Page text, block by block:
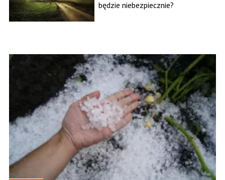
będzie niebezpiecznie?